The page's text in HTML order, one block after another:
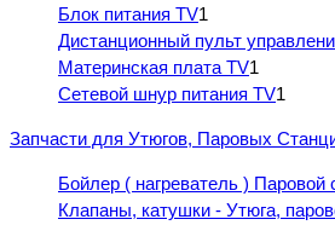
Блок питания TV1
Дистанционный пульт
Материнская плата TV1
Сетевой шнур питания TV1
Запчасти для Утюгов, Паровых
Бойлер ( нагреватель ) Паровой
Клапаны, катушки - Утюга,